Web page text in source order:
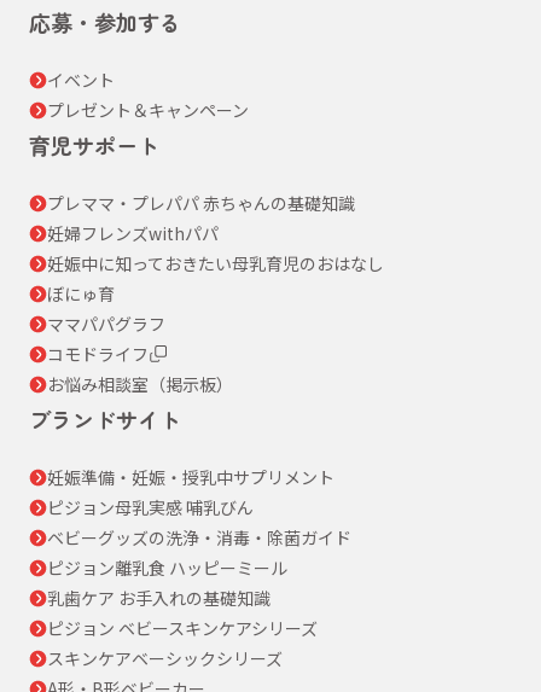
応募・参加する
イベント
プレゼント＆キャンペーン
育児サポート
プレママ・プレパパ 赤ちゃんの基礎知識
妊婦フレンズwithパパ
妊娠中に知っておきたい母乳育児のおはなし
ぼにゅ育
ママパパグラフ
コモドライフ
お悩み相談室（掲示板）
ブランドサイト
妊娠準備・妊娠・授乳中サプリメント
ピジョン母乳実感 哺乳びん
ベビーグッズの洗浄・消毒・除菌ガイド
ピジョン離乳食 ハッピーミール
乳歯ケア お手入れの基礎知識
ピジョン ベビースキンケアシリーズ
スキンケアベーシックシリーズ